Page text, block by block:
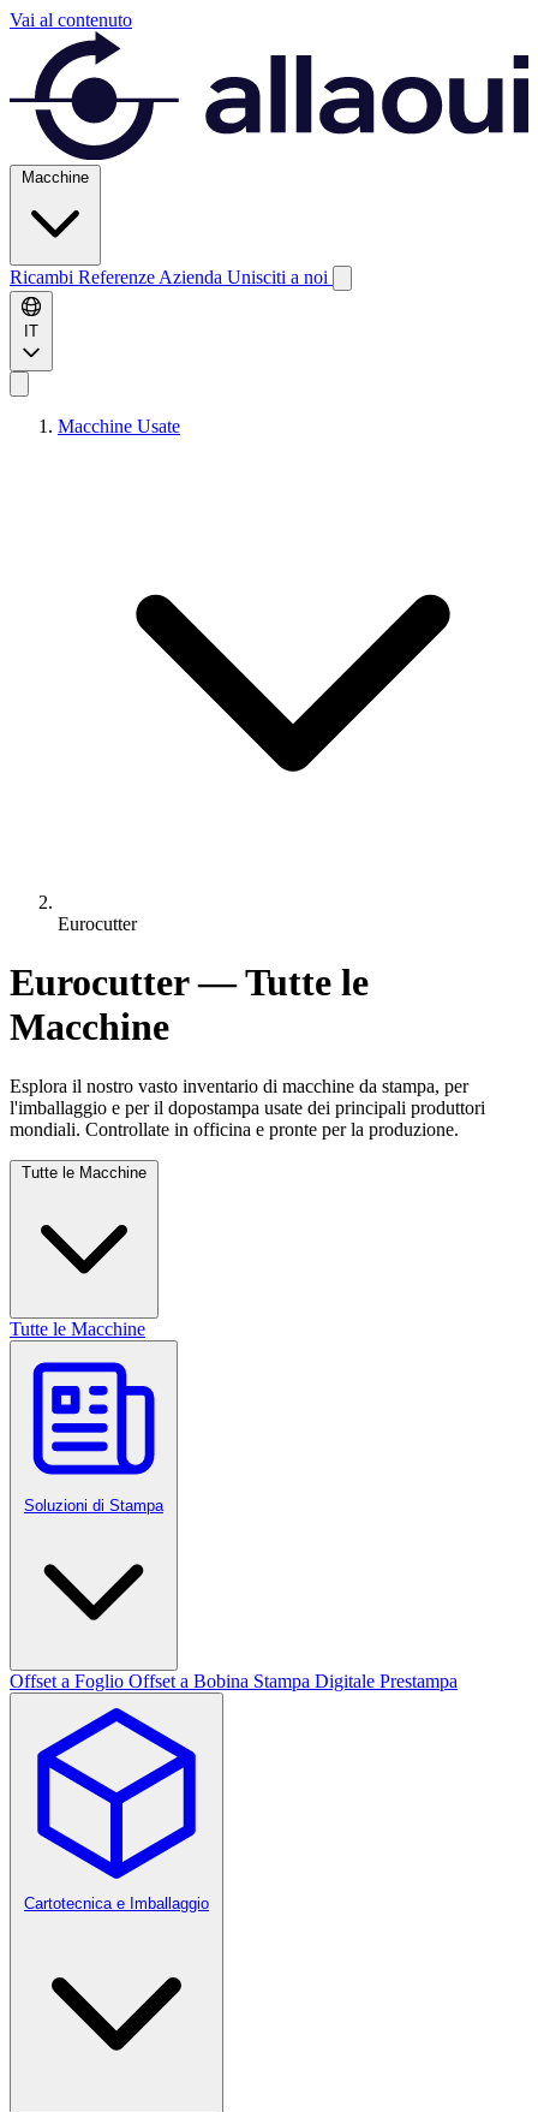
Vai al contenuto
Macchine
Ricambi Referenze Azienda Unisciti a noi
IT
Macchine Usate
Eurocutter
Eurocutter — Tutte le
Macchine
Esplora il nostro vasto inventario di macchine da stampa, per
l'imballaggio e per il dopostampa usate dei principali produttori
mondiali. Controllate in officina e pronte per la produzione.
Tutte le Macchine
Tutte le Macchine
Soluzioni di Stampa
Offset a Foglio Offset a Bobina Stampa Digitale Prestampa
Cartotecnica e Imballaggio